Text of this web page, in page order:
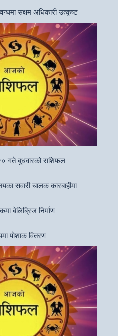
सक्षम अधिकारी उत्कृष्ट
बुधवारको राशिफल
सवारी चालक कारबाहीमा
बेलिब्रिज निर्माण
पोशाक वितरण